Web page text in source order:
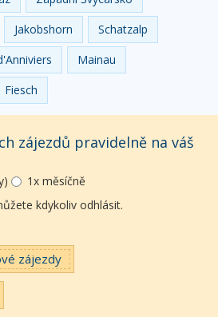
Jakobshorn
Schatzalp
Mainau
Fiesch
zájezdů pravidelně na váš
1x měsíčně
kdykoliv odhlásit.
zájezdy